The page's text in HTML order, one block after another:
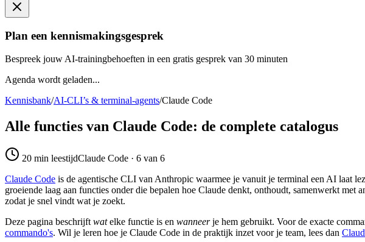
Plan een kennismakingsgesprek
Bespreek jouw AI-trainingbehoeften in een gratis gesprek van 30 minuten
Agenda wordt geladen...
Kennisbank/AI-CLI’s & terminal-agents/Claude Code
Alle functies van Claude Code: de complete catalogus
20 min leestijdClaude Code · 6 van 6
Claude Code is de agentische CLI van Anthropic waarmee je vanuit je terminal een AI laat
groeiende laag aan functies onder die bepalen hoe Claude denkt, onthoudt, samenwerkt
zodat je snel vindt wat je zoekt.
Deze pagina beschrijft watelke functie is en wanneerje hem gebruikt. Voor de exacte
commando's. Wil je leren hoe je Claude Code in de praktijk inzet voor je team, lees dan